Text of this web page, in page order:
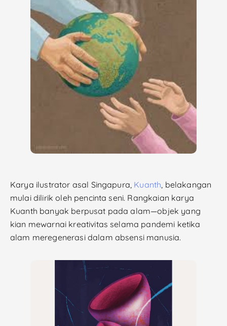
Karya ilustrator asal Singapura, Kuanth, belakangan
mulai dilirik oleh pencinta seni. Rangkaian karya
Kuanth banyak berpusat pada alam—objek yang
kian mewarnai kreativitas selama pandemi ketika
alam meregenerasi dalam absensi manusia.